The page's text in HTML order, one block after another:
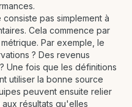
pas simplement à
Cela commence par
Par exemple, le
? Des revenus
Une fois que les définitions
utiliser la bonne source
peuvent ensuite relier
résultats qu'elles